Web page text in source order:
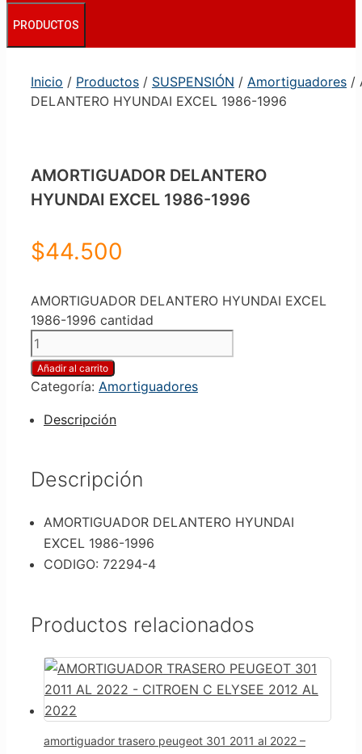
PRODUCTOS
Inicio / Productos / SUSPENSIÓN / Amortiguadores /
DELANTERO HYUNDAI EXCEL 1986-1996
AMORTIGUADOR DELANTERO
HYUNDAI EXCEL 1986-1996
$44.500
AMORTIGUADOR DELANTERO HYUNDAI EXCEL
1986-1996 cantidad
Añadir al carrito
Categoría: Amortiguadores
Descripción
Descripción
AMORTIGUADOR DELANTERO HYUNDAI
EXCEL 1986-1996
CODIGO: 72294-4
Productos relacionados
amortiguador trasero peugeot 301 2011 al 2022 –